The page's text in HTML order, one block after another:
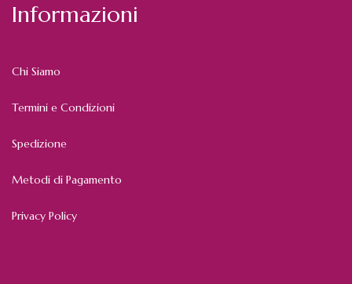
Informazioni
Chi Siamo
Termini e Condizioni
Spedizione
Metodi di Pagamento
Privacy Policy